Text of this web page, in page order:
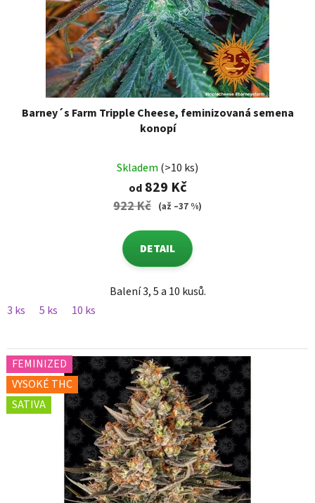
Barney´s Farm Tripple Cheese, feminizovaná semena
konopí
Skladem (>10 ks)
od829 Kč
922 Kč (až –37 %)
DETAIL
Balení 3, 5 a 10 kusů.
3 ks
5 ks 10 ks
FEMINIZED
VYSOKÉ THC
SATIVA